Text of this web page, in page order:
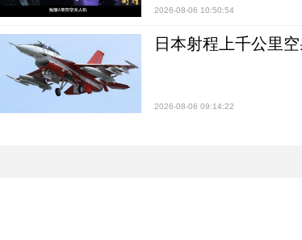
2026-08-06 10:50:54
日本射程上千公里
2026-08-06 09:14:22